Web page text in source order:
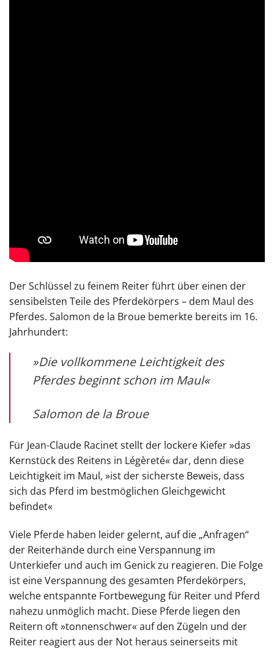
Der Schlüssel zu feinem Reiter führt über einen der
sensibelsten Teile des Pferdekörpers – dem Maul des
Pferdes. Salomon de la Broue bemerkte bereits im 16.
Jahrhundert:
»Die vollkommene Leichtigkeit des
Pferdes beginnt schon im Maul«
Salomon de la Broue
Für Jean-Claude Racinet stellt der lockere Kiefer »das
Kernstück des Reitens in Légèreté« dar, denn diese
Leichtigkeit im Maul, »ist der sicherste Beweis, dass
sich das Pferd im bestmöglichen Gleichgewicht
befindet«
Viele Pferde haben leider gelernt, auf die „Anfragen“
der Reiterhände durch eine Verspannung im
Unterkiefer und auch im Genick zu reagieren. Die Folge
ist eine Verspannung des gesamten Pferdekörpers,
welche entspannte Fortbewegung für Reiter und Pferd
nahezu unmöglich macht. Diese Pferde liegen den
Reitern oft »tonnenschwer« auf den Zügeln und der
Reiter reagiert aus der Not heraus seinerseits mit